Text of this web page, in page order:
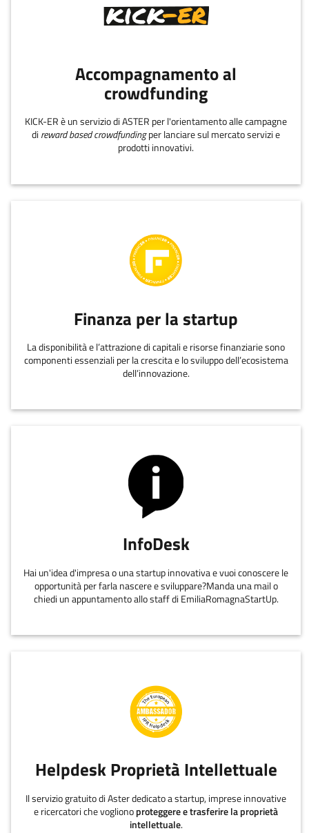
Accompagnamento al
crowdfunding
KICK-ER è un servizio di ASTER per l'orientamento alle campagne
di reward based crowdfundingper lanciare sul mercato servizi e
prodotti innovativi.
Finanza per la startup
La disponibilità e l’attrazione di capitali e risorse finanziarie sono
componenti essenziali per la crescita e lo sviluppo dell’ecosistema
dell’innovazione.
InfoDesk
Hai un'idea d'impresa o una startup innovativa e vuoi conoscere le
opportunità per farla nascere e sviluppare?Manda una mail o
chiedi un appuntamento allo staff di EmiliaRomagnaStartUp.
Helpdesk Proprietà Intellettuale
Il servizio gratuito di Aster dedicato a startup, imprese innovative
e ricercatori che voglionoproteggere e trasferire la proprietà
intellettuale.